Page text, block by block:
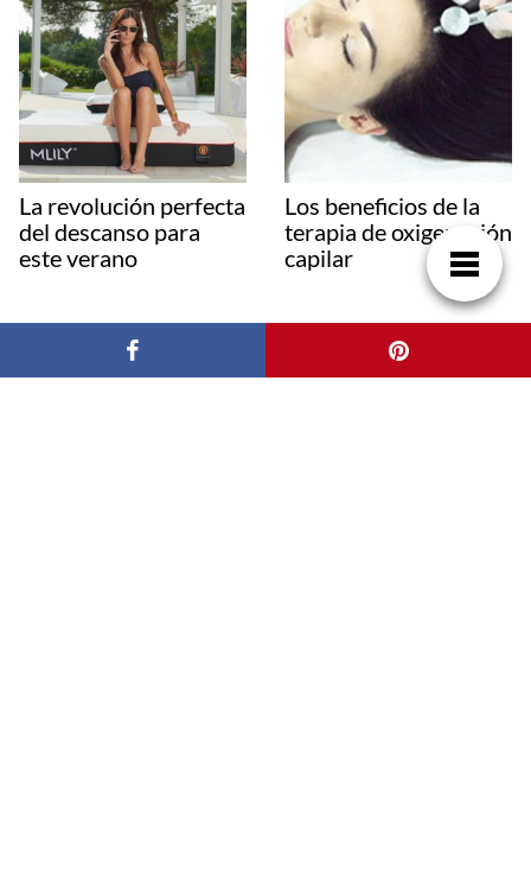
La revolución perfecta
del descanso para
este verano
Los beneficios de la
terapia de oxigenación
capilar
Deja una respuesta